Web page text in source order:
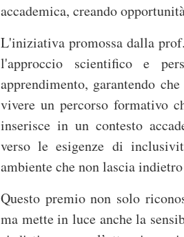
accademica, creando
L'iniziativa promossa dalla
l'approccio scientifico e
apprendimento, garantendo
vivere un percorso formativo
inserisce in un contesto
verso le esigenze di
ambiente che non lascia
Questo premio non solo
ma mette in luce anche la